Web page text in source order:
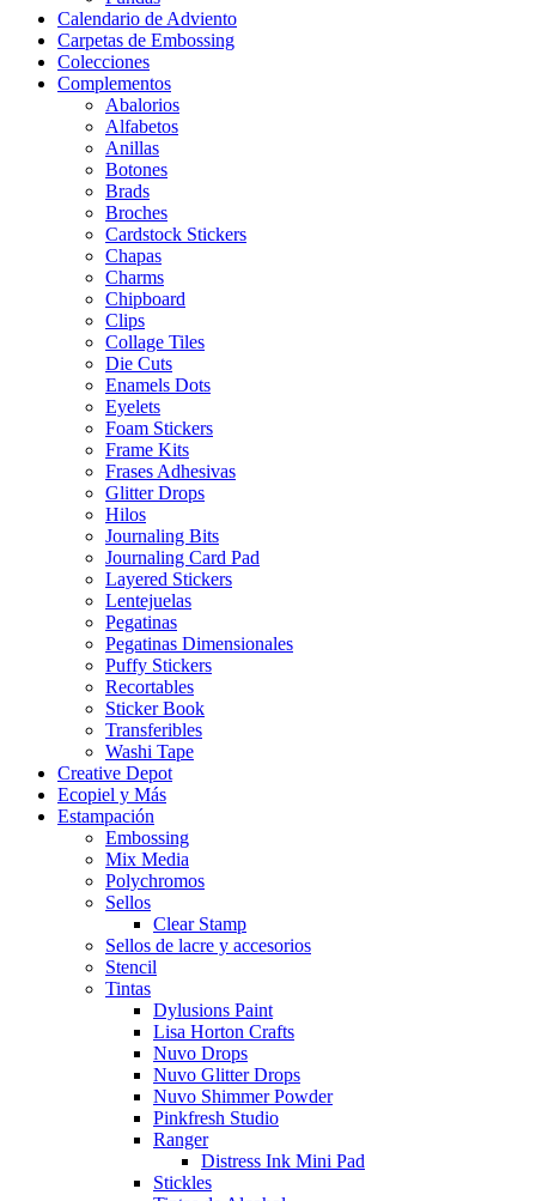
Calendario de Adviento
Carpetas de Embossing
Colecciones
Complementos
Abalorios
Alfabetos
Anillas
Botones
Brads
Broches
Cardstock Stickers
Chapas
Charms
Chipboard
Clips
Collage Tiles
Die Cuts
Enamels Dots
Eyelets
Foam Stickers
Frame Kits
Frases Adhesivas
Glitter Drops
Hilos
Journaling Bits
Journaling Card Pad
Layered Stickers
Lentejuelas
Pegatinas
Pegatinas Dimensionales
Puffy Stickers
Recortables
Sticker Book
Transferibles
Washi Tape
Creative Depot
Ecopiel y Más
Estampación
Embossing
Mix Media
Polychromos
Sellos
Clear Stamp
Sellos de lacre y accesorios
Stencil
Tintas
Dylusions Paint
Lisa Horton Crafts
Nuvo Drops
Nuvo Glitter Drops
Nuvo Shimmer Powder
Pinkfresh Studio
Ranger
Distress Ink Mini Pad
Stickles